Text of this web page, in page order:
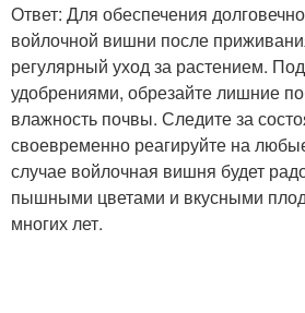
Ответ: Для обеспечения
войлочной вишни после
регулярный уход за растением.
удобрениями, обрезайте лишние
влажность почвы. Следите за
своевременно реагируйте на
случае войлочная вишня будет
пышными цветами и вкусными
многих лет.